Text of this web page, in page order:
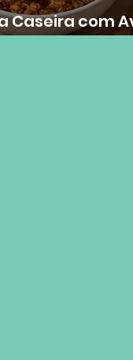
Caseira com